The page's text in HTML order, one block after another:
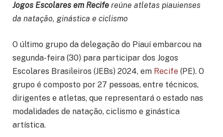
Jogos Escolares em Recife reúne atletas piauienses
da natação, ginástica e ciclismo
O último grupo da delegação do Piauí embarcou na
segunda-feira (30) para participar dos Jogos
Escolares Brasileiros (JEBs) 2024, em Recife (PE). O
grupo é composto por 27 pessoas, entre técnicos,
dirigentes e atletas, que representará o estado nas
modalidades de natação, ciclismo e ginástica
artística.